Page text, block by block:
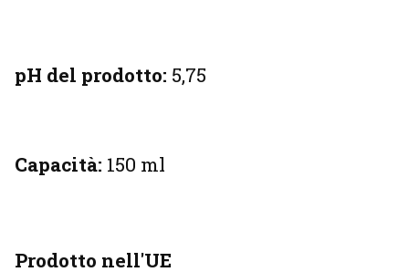
pH del prodotto: 5,75
Capacità: 150 ml
Prodotto nell'UE